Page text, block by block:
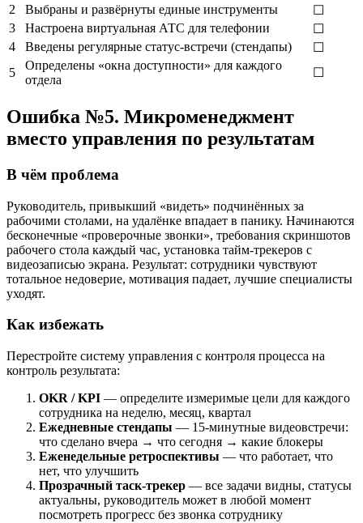
2
Выбраны и развёрнуты единые инструменты
☐
3
Настроена виртуальная АТС для телефонии
☐
4
Введены регулярные статус-встречи (стендапы)
☐
5
Определены «окна доступности» для каждого
отдела
☐
Ошибка №5. Микроменеджмент
вместо управления по результатам
В чём проблема
Руководитель, привыкший «видеть» подчинённых за
рабочими столами, на удалёнке впадает в панику. Начинаются
бесконечные «проверочные звонки», требования скриншотов
рабочего стола каждый час, установка тайм-трекеров с
видеозаписью экрана. Результат: сотрудники чувствуют
тотальное недоверие, мотивация падает, лучшие специалисты
уходят.
Как избежать
Перестройте систему управления с контроля процесса на
контроль результата:
OKR / KPI — определите измеримые цели для каждого
сотрудника на неделю, месяц, квартал
Ежедневные стендапы — 15-минутные видеовстречи:
что сделано вчера → что сегодня → какие блокеры
Еженедельные ретроспективы — что работает, что
нет, что улучшить
Прозрачный таск-трекер — все задачи видны, статусы
актуальны, руководитель может в любой момент
посмотреть прогресс без звонка сотруднику